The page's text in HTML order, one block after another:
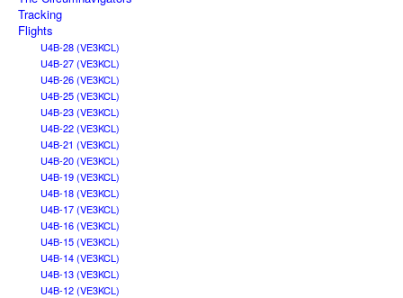
Tracking
Flights
U4B-28 (VE3KCL)
U4B-27 (VE3KCL)
U4B-26 (VE3KCL)
U4B-25 (VE3KCL)
U4B-23 (VE3KCL)
U4B-22 (VE3KCL)
U4B-21 (VE3KCL)
U4B-20 (VE3KCL)
U4B-19 (VE3KCL)
U4B-18 (VE3KCL)
U4B-17 (VE3KCL)
U4B-16 (VE3KCL)
U4B-15 (VE3KCL)
U4B-14 (VE3KCL)
U4B-13 (VE3KCL)
U4B-12 (VE3KCL)